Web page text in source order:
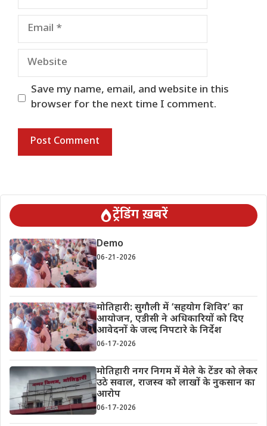
Email
Website
Save my name, email, and website in this
browser for the next time I comment.
ट्रेंडिंग ख़बरें
Demo
06-21-2026
मोतिहारी: सुगौली में ‘सहयोग शिविर’ का
आयोजन, एडीसी ने अधिकारियों को दिए
आवेदनों के जल्द निपटारे के निर्देश
06-17-2026
मोतिहारी नगर निगम में मेले के टेंडर को लेकर
उठे सवाल, राजस्व को लाखों के नुकसान का
आरोप
06-17-2026